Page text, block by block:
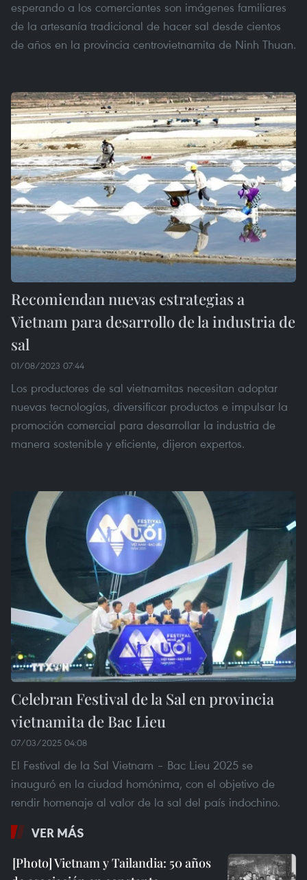
esperando a los comerciantes son imágenes familiares
de la artesanía tradicional de hacer sal desde cientos
de años en la provincia centrovietnamita de Ninh Thuan.
Recomiendan nuevas estrategias a
Vietnam para desarrollo de la industria de
sal
01/08/2023 07:44
Los productores de sal vietnamitas necesitan adoptar
nuevas tecnologías, diversificar productos e impulsar la
promoción comercial para desarrollar la industria de
manera sostenible y eficiente, dijeron expertos.
Celebran Festival de la Sal en provincia
vietnamita de Bac Lieu
07/03/2025 04:08
El Festival de la Sal Vietnam – Bac Lieu 2025 se
inauguró en la ciudad homónima, con el objetivo de
rendir homenaje al valor de la sal del país indochino.
VER MÁS
Vietnam y Tailandia: 50 años